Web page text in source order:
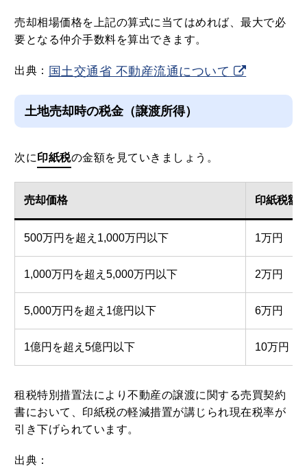
売却相場価格を上記の算式に当てはめれば、最大で必
要となる仲介手数料を算出できます。
出典： 国土交通省 不動産流通について
土地売却時の税金（譲渡所得）
次に印紙税の金額を見ていきましょう。
売却価格 印紙税額
500万円を超え1,000万円以下 1万円
1,000万円を超え5,000万円以下 2万円
5,000万円を超え1億円以下 6万円
1億円を超え5億円以下 10万円
租税特別措置法により不動産の譲渡に関する売買契約
書において、印紙税の軽減措置が講じられ現在税率が
引き下げられています。
出典：